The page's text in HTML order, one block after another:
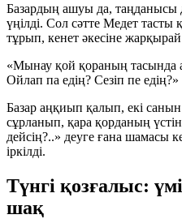
Базардың ашуы да, таңданысы
үңілді. Сол сәтте Медет тасты
тұрып, кенет әкесіне
«Мынау қой қораның тасында
Ойлап па едің? Сезіп пе едің?»
Базар аңқиып қалып, екі санын
сұрланып, қара қорданың
дейсің?..» деуге ғана шамасы
іркілді.
Түнгі қозғалыс:
шақ